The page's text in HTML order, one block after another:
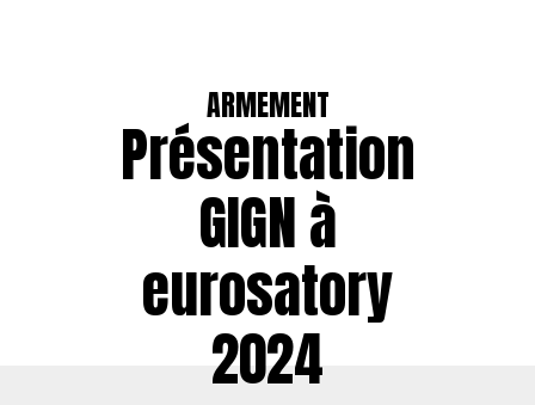
ARMEMENT
Présentation
GIGN à
eurosatory
2024